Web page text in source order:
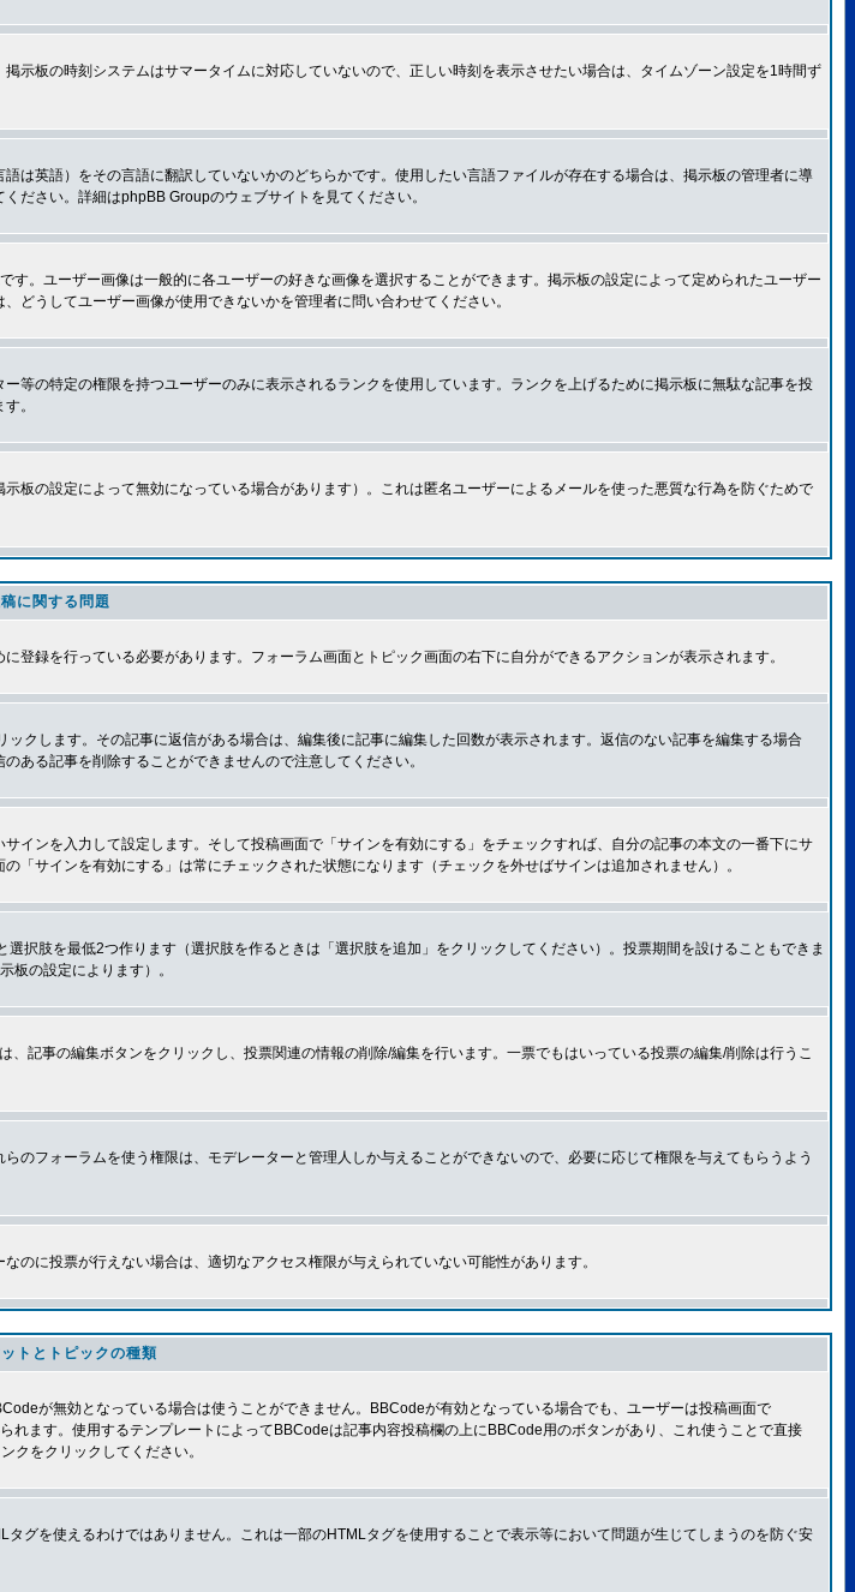
板の時刻システムはサマータイムに対応していないので、正しい時刻を表示させたい場合は、タイムゾーン設定を1時間ず
英語）をその言語に翻訳していないかのどちらかです。使用したい言語ファイルが存在する場合は、掲示板の管理者に導
ださい。詳細はphpBB Groupのウェブサイトを見てください。
。ユーザー画像は一般的に各ユーザーの好きな画像を選択することができます。掲示板の設定によって定められたユーザー
どうしてユーザー画像が使用できないかを管理者に問い合わせてください。
の特定の権限を持つユーザーのみに表示されるランクを使用しています。ランクを上げるために掲示板に無駄な記事を投
。
の設定によって無効になっている場合があります）。これは匿名ユーザーによるメールを使った悪質な行為を防ぐためで
に関する問題
録を行っている必要があります。フォーラム画面とトピック画面の右下に自分ができるアクションが表示されます。
クします。その記事に返信がある場合は、編集後に記事に編集した回数が表示されます。返信のない記事を編集する場合
ある記事を削除することができませんので注意してください。
ンを入力して設定します。そして投稿画面で「サインを有効にする」をチェックすれば、自分の記事の本文の一番下にサ
サインを有効にする」は常にチェックされた状態になります（チェックを外せばサインは追加されません）。
択肢を最低2つ作ります（選択肢を作るときは「選択肢を追加」をクリックしてください）。投票期間を設けることもできま
板の設定によります）。
記事の編集ボタンをクリックし、投票関連の情報の削除/編集を行います。一票でもはいっている投票の編集/削除は行うこ
フォーラムを使う権限は、モデレーターと管理人しか与えることができないので、必要に応じて権限を与えてもらうよう
に投票が行えない場合は、適切なアクセス権限が与えられていない可能性があります。
トとトピックの種類
が無効となっている場合は使うことができません。BBCodeが有効となっている場合でも、ユーザーは投稿画面で
ます。使用するテンプレートによってBBCodeは記事内容投稿欄の上にBBCode用のボタンがあり、これ使うことで直接
クをクリックしてください。
グを使えるわけではありません。これは一部のHTMLタグを使用することで表示等において問題が生じてしまうのを防ぐ安